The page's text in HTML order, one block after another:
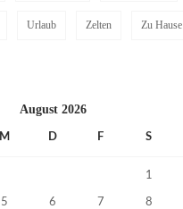
Urlaub Zelten Zu Hause
August 2026
M D F S
1
5 6 7 8